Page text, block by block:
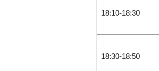
18:10-18:30
18:30-18:50